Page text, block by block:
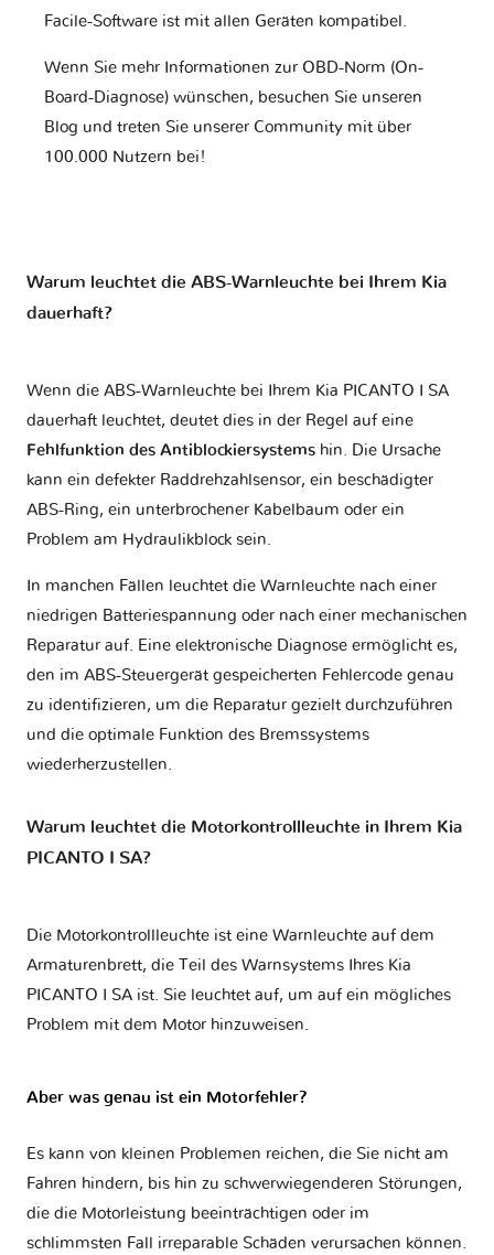
Facile-Software ist mit allen Geräten kompatibel.
Wenn Sie mehr Informationen zur OBD-Norm (On-
Board-Diagnose) wünschen, besuchen Sie unseren
Blog und treten Sie unserer Community mit über
100.000 Nutzern bei!
Warum leuchtet die ABS-Warnleuchte bei Ihrem Kia
dauerhaft?
Wenn die ABS-Warnleuchte bei Ihrem Kia PICANTO I SA
dauerhaft leuchtet, deutet dies in der Regel auf eine
Fehlfunktion des Antiblockiersystems hin. Die Ursache
kann ein defekter Raddrehzahlsensor, ein beschädigter
ABS-Ring, ein unterbrochener Kabelbaum oder ein
Problem am Hydraulikblock sein.
In manchen Fällen leuchtet die Warnleuchte nach einer
niedrigen Batteriespannung oder nach einer mechanischen
Reparatur auf. Eine elektronische Diagnose ermöglicht es,
den im ABS-Steuergerät gespeicherten Fehlercode genau
zu identifizieren, um die Reparatur gezielt durchzuführen
und die optimale Funktion des Bremssystems
wiederherzustellen.
Warum leuchtet die Motorkontrollleuchte in Ihrem Kia
PICANTO I SA?
Die Motorkontrollleuchte ist eine Warnleuchte auf dem
Armaturenbrett, die Teil des Warnsystems Ihres Kia
PICANTO I SA ist. Sie leuchtet auf, um auf ein mögliches
Problem mit dem Motor hinzuweisen.
Aber was genau ist ein Motorfehler?
Es kann von kleinen Problemen reichen, die Sie nicht am
Fahren hindern, bis hin zu schwerwiegenderen Störungen,
die die Motorleistung beeinträchtigen oder im
schlimmsten Fall irreparable Schäden verursachen können.